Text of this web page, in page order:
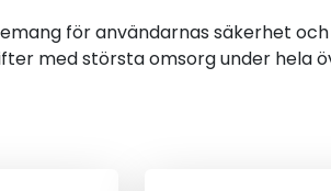
för användarnas säkerhet
med största omsorg under hela